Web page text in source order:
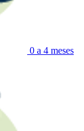
0 a 4 meses